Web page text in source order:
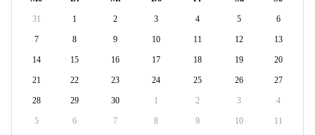
31 1 2 3 4 5 6
7 8 9 10 11 12 13
14 15 16 17 18 19 20
21 22 23 24 25 26 27
28 29 30 1 2 3 4
5 6 7 8 9 10 11